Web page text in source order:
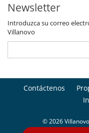
Newsletter
Introduzca su correo
Villanovo
Contáctenos
© 2026